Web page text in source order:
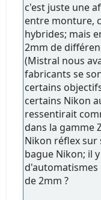
c'est juste une
entre monture,
hybrides; mais
2mm de
(Mistral nous
fabricants se
certains
certains Nikon
ressentirait
dans la gamme
Nikon réflex
bague Nikon; il
d'automatismes
de 2mm ?